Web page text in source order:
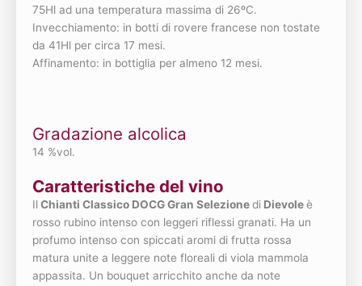
75Hl ad una temperatura massima di 26ºC.
Invecchiamento: in botti di rovere francese non tostate
da 41Hl per circa 17 mesi.
Affinamento: in bottiglia per almeno 12 mesi.
Gradazione alcolica
14 %vol.
Caratteristiche del vino
Il Chianti Classico DOCG Gran Selezionedi Dievoleè
rosso rubino intenso con leggeri riflessi granati. Ha un
profumo intenso con spiccati aromi di frutta rossa
matura unite a leggere note floreali di viola mammola
appassita. Un bouquet arricchito anche da note